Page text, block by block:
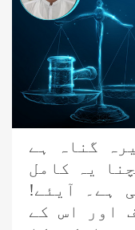
گناہ ہے
یہ کامل
ہے۔ آیئے!
اور اس کے